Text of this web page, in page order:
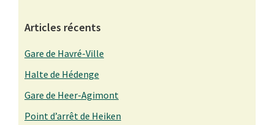
Articles récents
Gare de Havré-Ville
Halte de Hédenge
Gare de Heer-Agimont
Point d’arrêt de Heiken